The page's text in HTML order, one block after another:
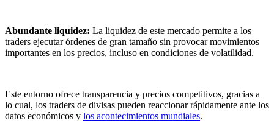
Abundante liquidez: La liquidez de este mercado permite a los
traders ejecutar órdenes de gran tamaño sin provocar movimientos
importantes en los precios, incluso en condiciones de volatilidad.
Este entorno ofrece transparencia y precios competitivos, gracias a
lo cual, los traders de divisas pueden reaccionar rápidamente ante los
datos económicos y los acontecimientos mundiales.